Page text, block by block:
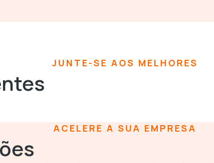
JUNTE-SE AOS MELHORES
ACELERE A SUA EMPRESA